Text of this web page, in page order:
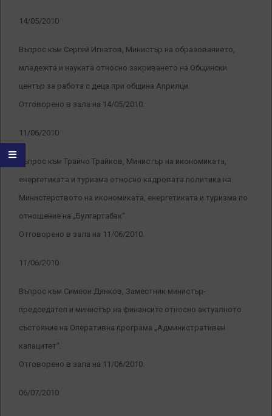
14/05/2010
Въпрос към Сергей Игнатов, Министър на образованието,
младежта и науката относно закриването на Общински
център за работа с деца при община Априлци.
Отговорено в зала на 14/05/2010.
11/06/2010
Въпрос към Трайчо Трайков, Министър на икономиката,
енергетиката и туризма относно кадровата политика на
Министерството на икономиката, енергетиката и туризма по
отношение на „Булгартабак“.
Отговорено в зала на 11/06/2010.
11/06/2010
Въпрос към Симеон Дянков, Заместник министър-
председател и министър на финансите относно актуалното
състояние на Оперативна програма „Административен
капацитет“.
Отговорено в зала на 11/06/2010.
06/07/2010